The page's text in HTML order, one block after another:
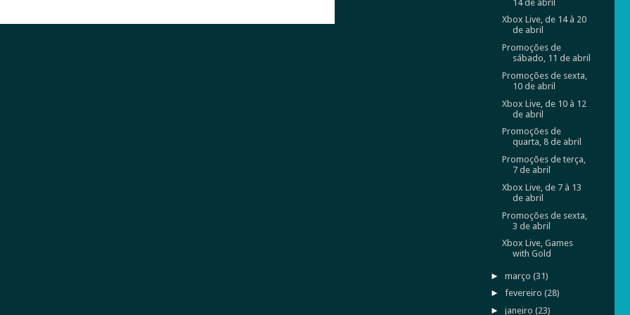
14 de abril
Xbox Live, de 14 à 20
de abril
Promoções de
sábado, 11 de abril
Promoções de sexta,
10 de abril
Xbox Live, de 10 à 12
de abril
Promoções de
quarta, 8 de abril
Promoções de terça,
7 de abril
Xbox Live, de 7 à 13
de abril
Promoções de sexta,
3 de abril
Xbox Live, Games
with Gold
► março (31)
► fevereiro (28)
► janeiro (23)